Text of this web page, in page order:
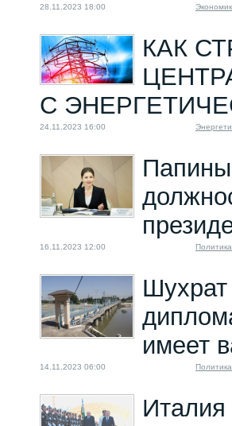
28.11.2023 18:00
КАК
С
24.11.2023 16:00
16.11.2023 12:00 Политика
имеет
14.11.2023 06:00 Политика